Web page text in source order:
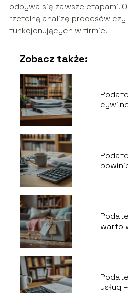
odbywa się zawsze etapami.
rzetelną analizę procesów
funkcjonujących w firmie.
Zobacz także:
warto
usług